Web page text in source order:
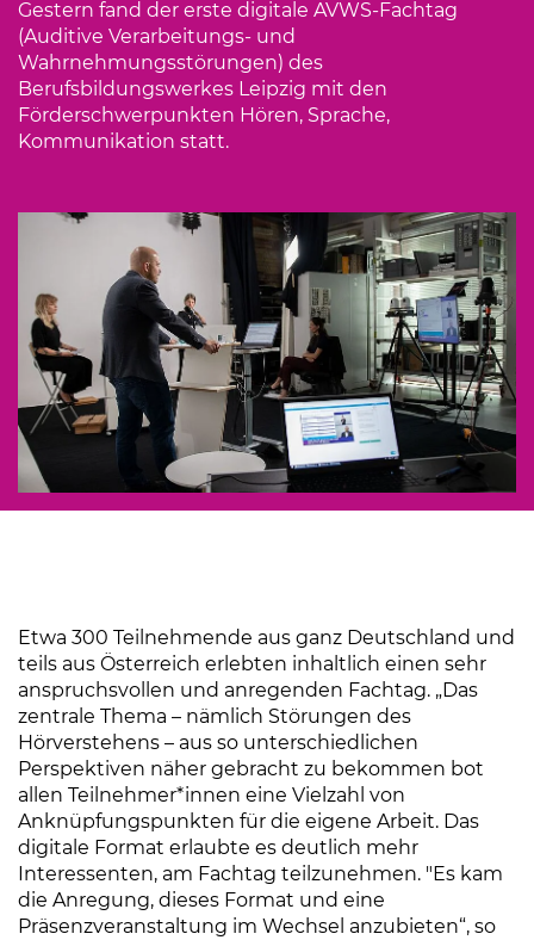
Gestern fand der erste digitale AVWS-Fachtag
(Auditive Verarbeitungs- und
Wahrnehmungsstörungen) des
Berufsbildungswerkes Leipzig mit den
Förderschwerpunkten Hören, Sprache,
Kommunikation statt.
Etwa 300 Teilnehmende aus ganz Deutschland und
teils aus Österreich erlebten inhaltlich einen sehr
anspruchsvollen und anregenden Fachtag. „Das
zentrale Thema – nämlich Störungen des
Hörverstehens – aus so unterschiedlichen
Perspektiven näher gebracht zu bekommen bot
allen Teilnehmer*innen eine Vielzahl von
Anknüpfungspunkten für die eigene Arbeit. Das
digitale Format erlaubte es deutlich mehr
Interessenten, am Fachtag teilzunehmen. "Es kam
die Anregung, dieses Format und eine
Präsenzveranstaltung im Wechsel anzubieten“, so